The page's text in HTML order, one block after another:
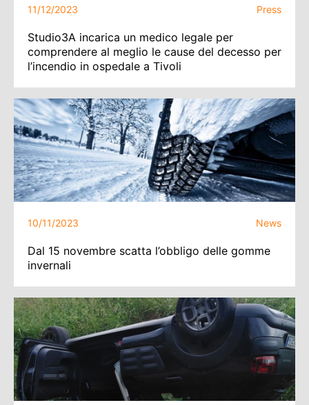
11/12/2023 Press
Studio3A incarica un medico legale per
comprendere al meglio le cause del decesso per
l’incendio in ospedale a Tivoli
10/11/2023 News
Dal 15 novembre scatta l’obbligo delle gomme
invernali